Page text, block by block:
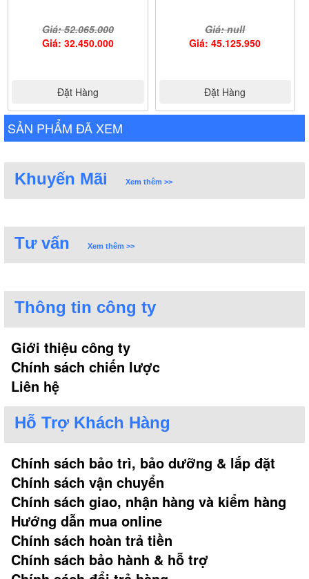
Giá: 52.065.000
Giá: 32.450.000
Đặt Hàng
Giá: null
Giá: 45.125.950
Đặt Hàng
SẢN PHẨM ĐÃ XEM
Khuyến Mãi Xem thêm >>
Tư vấn Xem thêm >>
Thông tin công ty
Giới thiệu công ty
Chính sách chiến lược
Liên hệ
Hỗ Trợ Khách Hàng
Chính sách bảo trì, bảo dưỡng & lắp đặt
Chính sách vận chuyển
Chính sách giao, nhận hàng và kiểm hàng
Hướng dẫn mua online
Chính sách hoàn trả tiền
Chính sách bảo hành & hỗ trợ